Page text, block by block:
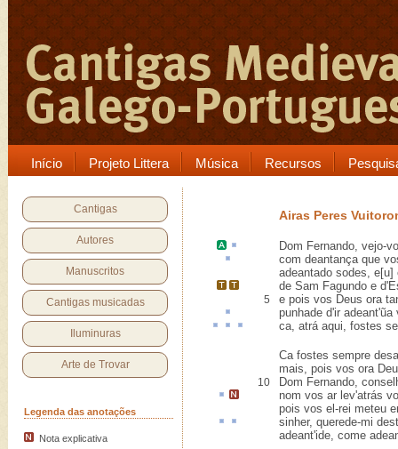
Início Projeto Littera Música Recursos
Cantigas
Autores
Manuscritos
Cantigas musicadas
Iluminuras
Arte de Trovar
Legenda das anotações
Nota explicativa
Airas Peres
Dom Fernando, vejo-
com deantançaque
adeantado sodes, e[u]
de Sam Fagundo e d'
5
e pois vos Deus ora
punhade d'ir adeant'ũa
ca, atrá aqui, fostes
Ca fostes sempre
mais, pois vos ora
10
Dom Fernando,
nom vos ar lev'atrás
pois vos el-rei meteu
sinher, querede-mi
adeant'ide, come